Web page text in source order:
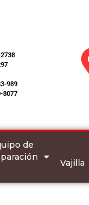
989
8077
de
Vajilla